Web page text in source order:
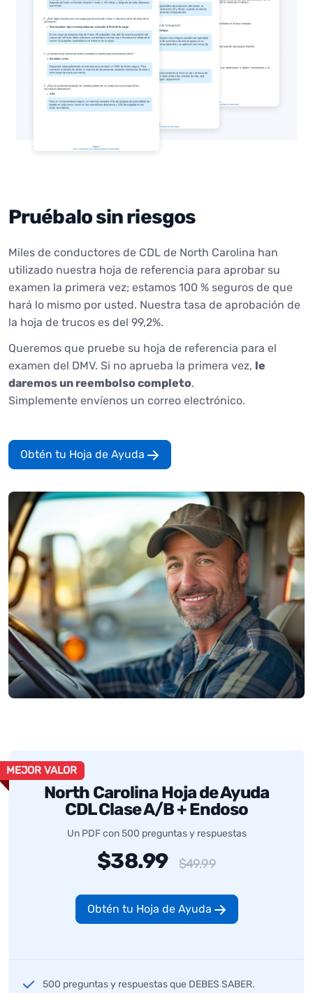
Pruébalo sin riesgos
Miles de conductores de CDL de North Carolina han
utilizado nuestra hoja de referencia para aprobar su
examen la primera vez; estamos 100 % seguros de que
hará lo mismo por usted. Nuestra tasa de aprobación de
la hoja de trucos es del 99,2%.
Queremos que pruebe su hoja de referencia para el
examen del DMV. Si no aprueba la primera vez, le
daremos un reembolso completo.
Simplemente envíenos un correo electrónico.
Obtén tu Hoja de Ayuda
MEJOR VALOR
North Carolina Hoja de Ayuda
CDL Clase A/B + Endoso
Un PDF con 500 preguntas y respuestas
$38.99 $49.99
Obtén tu Hoja de Ayuda
500 preguntas y respuestas que DEBES SABER.